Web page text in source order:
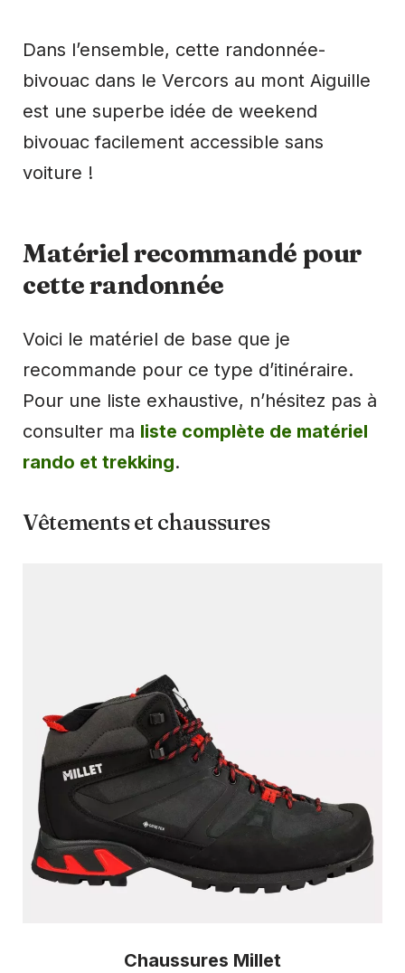
Dans l’ensemble, cette randonnée-
bivouac dans le Vercors au mont Aiguille
est une superbe idée de weekend
bivouac facilement accessible sans
voiture !
Matériel recommandé pour
cette randonnée
Voici le matériel de base que je
recommande pour ce type d’itinéraire.
Pour une liste exhaustive, n’hésitez pas à
consulter ma liste complète de matériel
rando et trekking.
Vêtements et chaussures
Chaussures Millet